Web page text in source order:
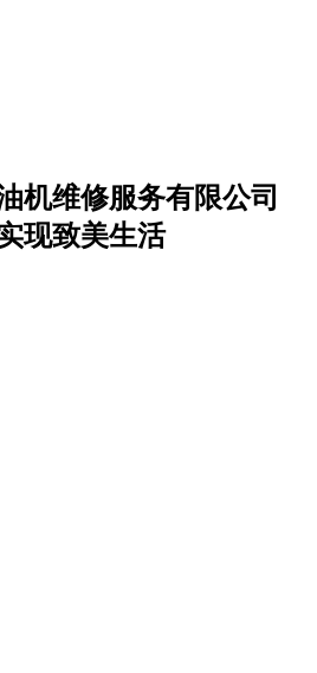
机维修服务有限公司
现致美生活